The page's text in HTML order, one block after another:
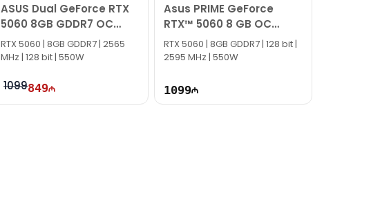
ASUS Dual GeForce RTX
5060 8GB GDDR7 OC
Edition
RTX 5060 | 8GB GDDR7 | 2565
MHz | 128 bit | 550W
1099849
Asus PRIME GeForce
RTX™ 5060 8 GB OC
90YV0N10-M0NA00
RTX 5060 | 8GB GDDR7 | 128 bit |
2595 MHz | 550W
1099